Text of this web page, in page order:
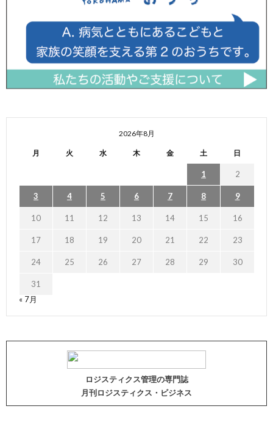
2026年8月
月 火 水 木 金 土 日
1 2
3 4 5 6 7 8 9
10 11 12 13 14 15 16
17 18 19 20 21 22 23
24 25 26 27 28 29 30
31
« 7月
ロジスティクス管理の専門誌
月刊ロジスティクス・ビジネス